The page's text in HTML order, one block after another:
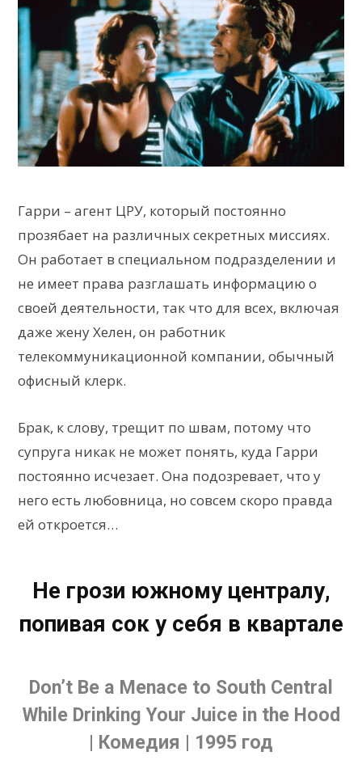
Гарри – агент ЦРУ, который постоянно
прозябает на различных секретных миссиях.
Он работает в специальном подразделении и
не имеет права разглашать информацию о
своей деятельности, так что для всех, включая
даже жену Хелен, он работник
телекоммуникационной компании, обычный
офисный клерк.
Брак, к слову, трещит по швам, потому что
супруга никак не может понять, куда Гарри
постоянно исчезает. Она подозревает, что у
него есть любовница, но совсем скоро правда
ей откроется…
Не грози южному централу,
попивая сок у себя в квартале
Don’t Be a Menace to South Central
While Drinking Your Juice in the Hood
| Комедия | 1995 год